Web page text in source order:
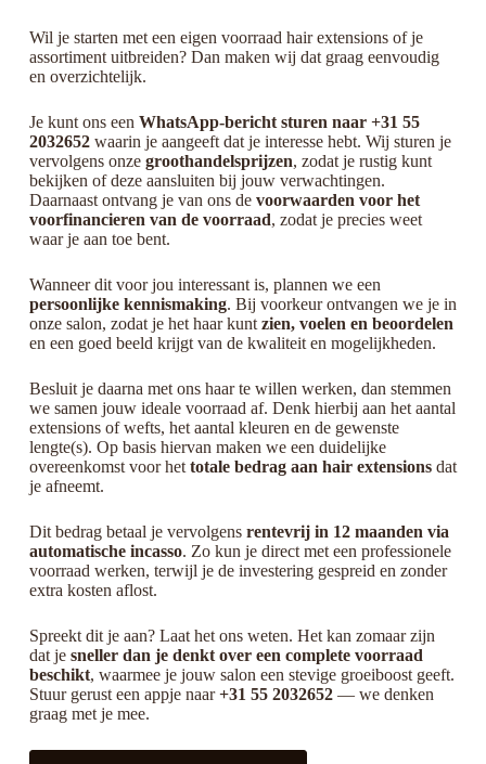
Wil je starten met een eigen voorraad hair extensions of je
assortiment uitbreiden? Dan maken wij dat graag eenvoudig
en overzichtelijk.
Je kunt ons een WhatsApp-bericht sturen naar +31 55
2032652waarin je aangeeft dat je interesse hebt. Wij sturen je
vervolgens onze groothandelsprijzen, zodat je rustig kunt
bekijken of deze aansluiten bij jouw verwachtingen.
Daarnaast ontvang je van ons de voorwaarden voor het
voorfinancieren van de voorraad, zodat je precies weet
waar je aan toe bent.
Wanneer dit voor jou interessant is, plannen we een
persoonlijke kennismaking. Bij voorkeur ontvangen we je in
onze salon, zodat je het haar kunt zien, voelen en beoordelen
en een goed beeld krijgt van de kwaliteit en mogelijkheden.
Besluit je daarna met ons haar te willen werken, dan stemmen
we samen jouw ideale voorraad af. Denk hierbij aan het aantal
extensions of wefts, het aantal kleuren en de gewenste
lengte(s). Op basis hiervan maken we een duidelijke
overeenkomst voor het totale bedrag aan hair extensionsdat
je afneemt.
Dit bedrag betaal je vervolgens rentevrij in 12 maanden via
automatische incasso. Zo kun je direct met een professionele
voorraad werken, terwijl je de investering gespreid en zonder
extra kosten aflost.
Spreekt dit je aan? Laat het ons weten. Het kan zomaar zijn
dat je sneller dan je denkt over een complete voorraad
beschikt, waarmee je jouw salon een stevige groeiboost geeft.
Stuur gerust een appje naar+31 55 2032652— we denken
graag met je mee.